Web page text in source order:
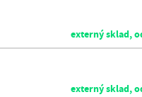
externý sklad,
externý sklad,